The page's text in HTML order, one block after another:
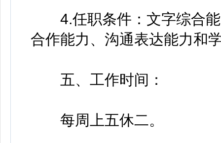
4.任职条件：文字综合能
合作能力、沟通表达能力和
五、工作时间：
每周上五休二。